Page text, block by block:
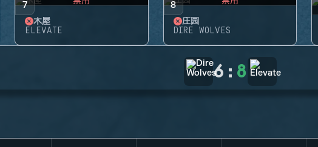
7
木屋
ELEVATE
8
庄园
DIRE WOLVES
6 : 8